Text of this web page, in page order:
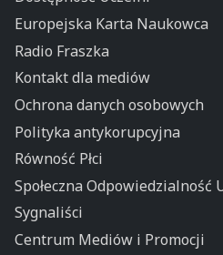
Europejska Karta Naukowca
Radio Fraszka
Kontakt dla mediów
Ochrona danych osobowych
Polityka antykorupcyjna
Równość Płci
Społeczna Odpowiedzialność
Sygnaliści
Centrum Mediów i Promocji